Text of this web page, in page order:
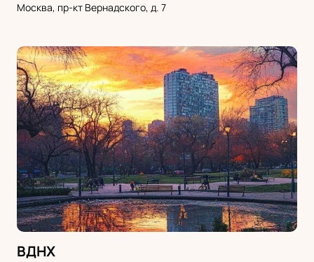
Москва, пр-кт Вернадского, д. 7
ВДНХ